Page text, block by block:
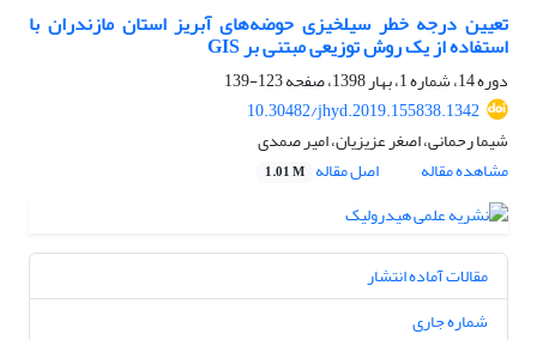
تعیین درجه خطر سیلخیزی حوضه‌های آبریز استان مازندران با
استفاده از یک روش توزیعی مبتنی بر GIS
دوره 14، شماره 1، بهار 1398، صفحه
123-139
10.30482/jhyd.2019.155838.1342
شیما رحمانی، اصغر عزیزیان، امیر صمدی
مشاهده مقاله
اصل مقاله 1.01 M
مقالات آماده انتشار
شماره جاری